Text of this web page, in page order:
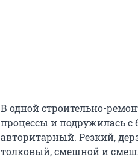
В одной строительно-
процессы и подружилась с
авторитарный. Резкий,
толковый, смешной и